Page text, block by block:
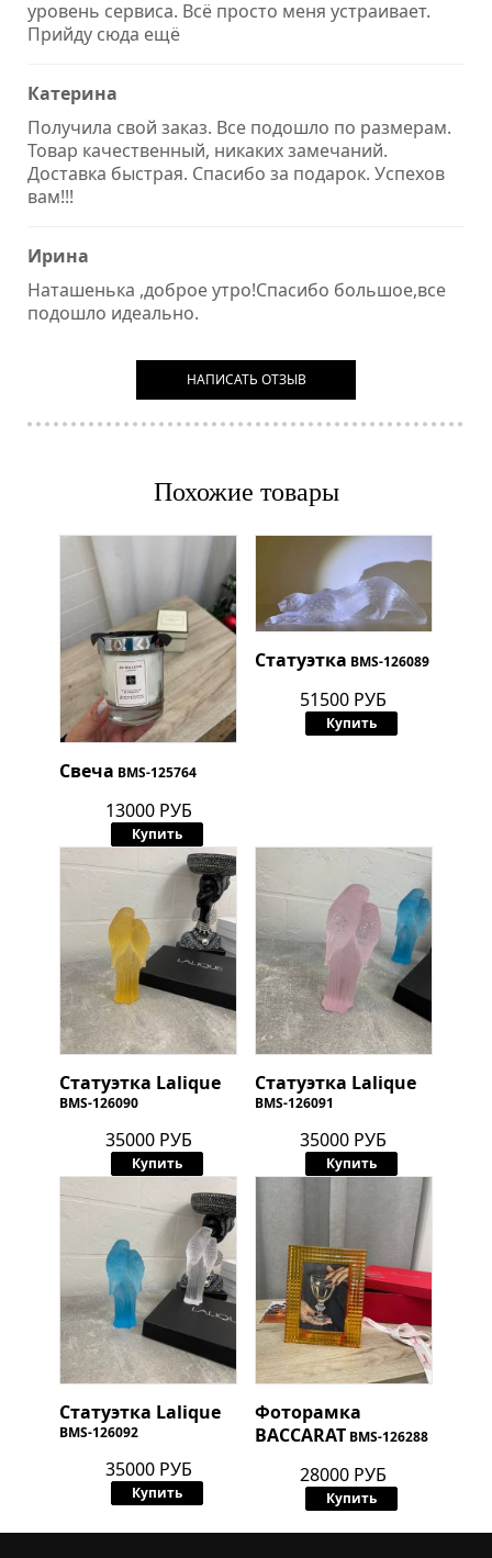
уровень сервиса. Всё просто меня устраивает.
Прийду сюда ещё
Катерина
Получила свой заказ. Все подошло по размерам.
Товар качественный, никаких замечаний.
Доставка быстрая. Спасибо за подарок. Успехов
вам!!!
Ирина
Наташенька ,доброе утро!Спасибо большое,все
подошло идеально.
НАПИСАТЬ ОТЗЫВ
Похожие товары
Свеча BMS-125764
13000 РУБ
Купить
Статуэтка BMS-126089
51500 РУБ
Купить
Статуэтка Lalique
BMS-126090
35000 РУБ
Купить
Статуэтка Lalique
BMS-126091
35000 РУБ
Купить
Статуэтка Lalique
BMS-126092
35000 РУБ
Купить
Фоторамка
BACCARAT BMS-126288
28000 РУБ
Купить